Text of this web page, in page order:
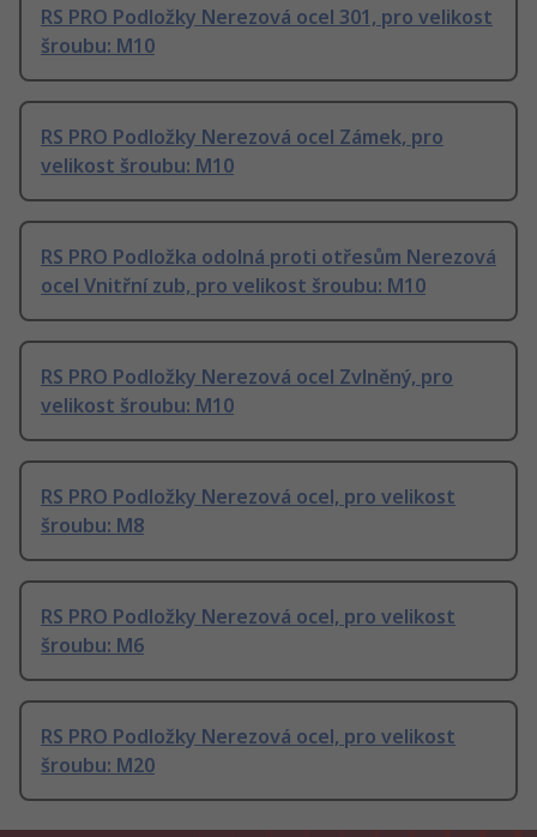
RS PRO Podložky Nerezová ocel 301, pro velikost
šroubu: M10
RS PRO Podložky Nerezová ocel Zámek, pro
velikost šroubu: M10
RS PRO Podložka odolná proti otřesům Nerezová
ocel Vnitřní zub, pro velikost šroubu: M10
RS PRO Podložky Nerezová ocel Zvlněný, pro
velikost šroubu: M10
RS PRO Podložky Nerezová ocel, pro velikost
šroubu: M8
RS PRO Podložky Nerezová ocel, pro velikost
šroubu: M6
RS PRO Podložky Nerezová ocel, pro velikost
šroubu: M20